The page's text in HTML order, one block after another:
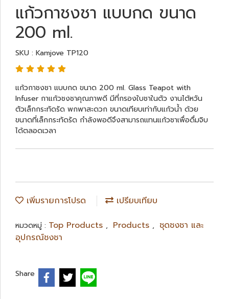
แก้วกาชงชา แบบกด ขนาด
200 ml.
SKU : Kamjove TP120
แก้วกาชงชา แบบกด ขนาด 200 ml. Glass Teapot with
Infuser กาแก้วชงชาคุณภาพดี มีที่กรองใบชาในตัว งานไต้หวัน
ตัวเล็กกระทัดรัด พกพาสะดวก ขนาดเทียบเท่ากับแก้วน้ำ ด้วย
ขนาดที่เล็กกระทัดรัด กำลังพอดีจึงสามารถแทนแก้วชาเพื่อดื่มจิบ
ได้ตลอดเวลา
เพิ่มรายการโปรด เปรียบเทียบ
หมวดหมู่ : Top Products , Products , ชุดชงชา และ
อุปกรณ์ชงชา
Share